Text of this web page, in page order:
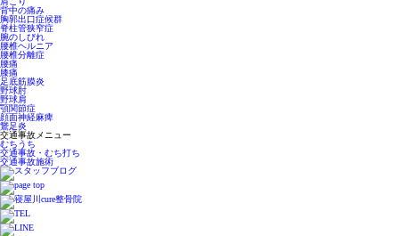
背中の痛み
胸郭出口症候群
脊柱管狭窄症
腕のしびれ
腰椎ヘルニア
腰椎分離症
腰痛
膝痛
足底筋膜炎
野球肘
野球肩
顎関節症
顔面神経麻痺
鵞足炎
交通事故メニュー
むちうち
交通事故・むち打ち
交通事故施術